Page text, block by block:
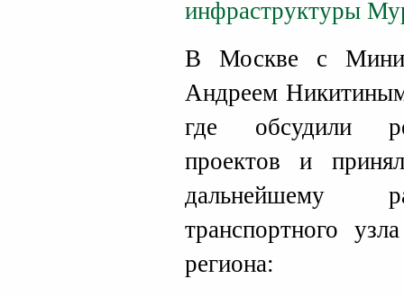
инфраструктуры
В Москве с
Андреем
где обсудили
проектов и
дальнейшему
транспортного
региона: